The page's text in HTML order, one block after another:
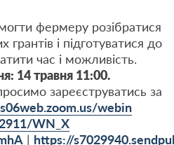
фермеру розібратися
і підготуватися до
час і можливість.
14 травня 11:00.
зареєструватись за
webin
WN_X
| https://